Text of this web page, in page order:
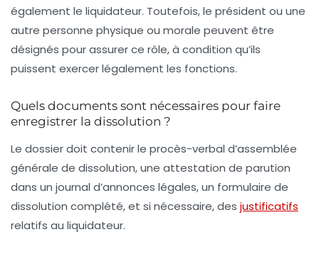
également le liquidateur. Toutefois, le président ou une
autre personne physique ou morale peuvent être
désignés pour assurer ce rôle, à condition qu’ils
puissent exercer légalement les fonctions.
Quels documents sont nécessaires pour faire
enregistrer la dissolution ?
Le dossier doit contenir le procès-verbal d’assemblée
générale de dissolution, une attestation de parution
dans un journal d’annonces légales, un formulaire de
dissolution complété, et si nécessaire, des justificatifs
relatifs au liquidateur.